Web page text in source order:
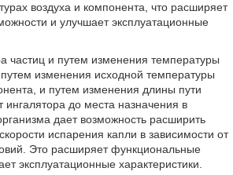
воздуха и компонента, что расширяет
и улучшает эксплуатационные
частиц и путем изменения температуры
изменения исходной температуры
и путем изменения длины пути
ингалятора до места назначения в
дает возможность расширить
испарения капли в зависимости от
Это расширяет функциональные
эксплуатационные характеристики.